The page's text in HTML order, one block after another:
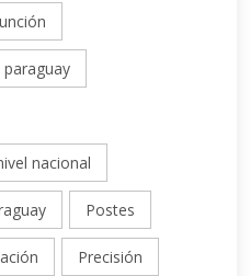
paraguay
nacional
Postes
Precisión